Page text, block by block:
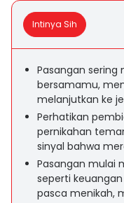
Intinya Sih
Pasangan
bersamamu,
melanjutkan ke
Perhatikan
pernikahan
sinyal bahwa
Pasangan mulai
seperti
pasca menikah,